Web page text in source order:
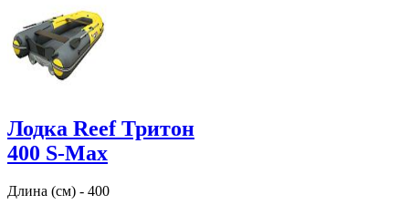
Лодка Reef Тритон
400 S-Max
Длина (см) - 400